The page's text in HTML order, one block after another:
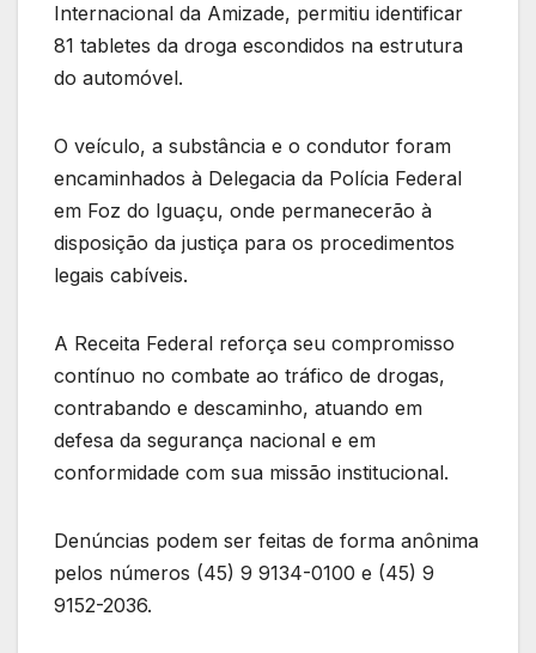
Internacional da Amizade, permitiu identificar
81 tabletes da droga escondidos na estrutura
do automóvel.
O veículo, a substância e o condutor foram
encaminhados à Delegacia da Polícia Federal
em Foz do Iguaçu, onde permanecerão à
disposição da justiça para os procedimentos
legais cabíveis.
A Receita Federal reforça seu compromisso
contínuo no combate ao tráfico de drogas,
contrabando e descaminho, atuando em
defesa da segurança nacional e em
conformidade com sua missão institucional.
Denúncias podem ser feitas de forma anônima
pelos números (45) 9 9134-0100 e (45) 9
9152-2036.